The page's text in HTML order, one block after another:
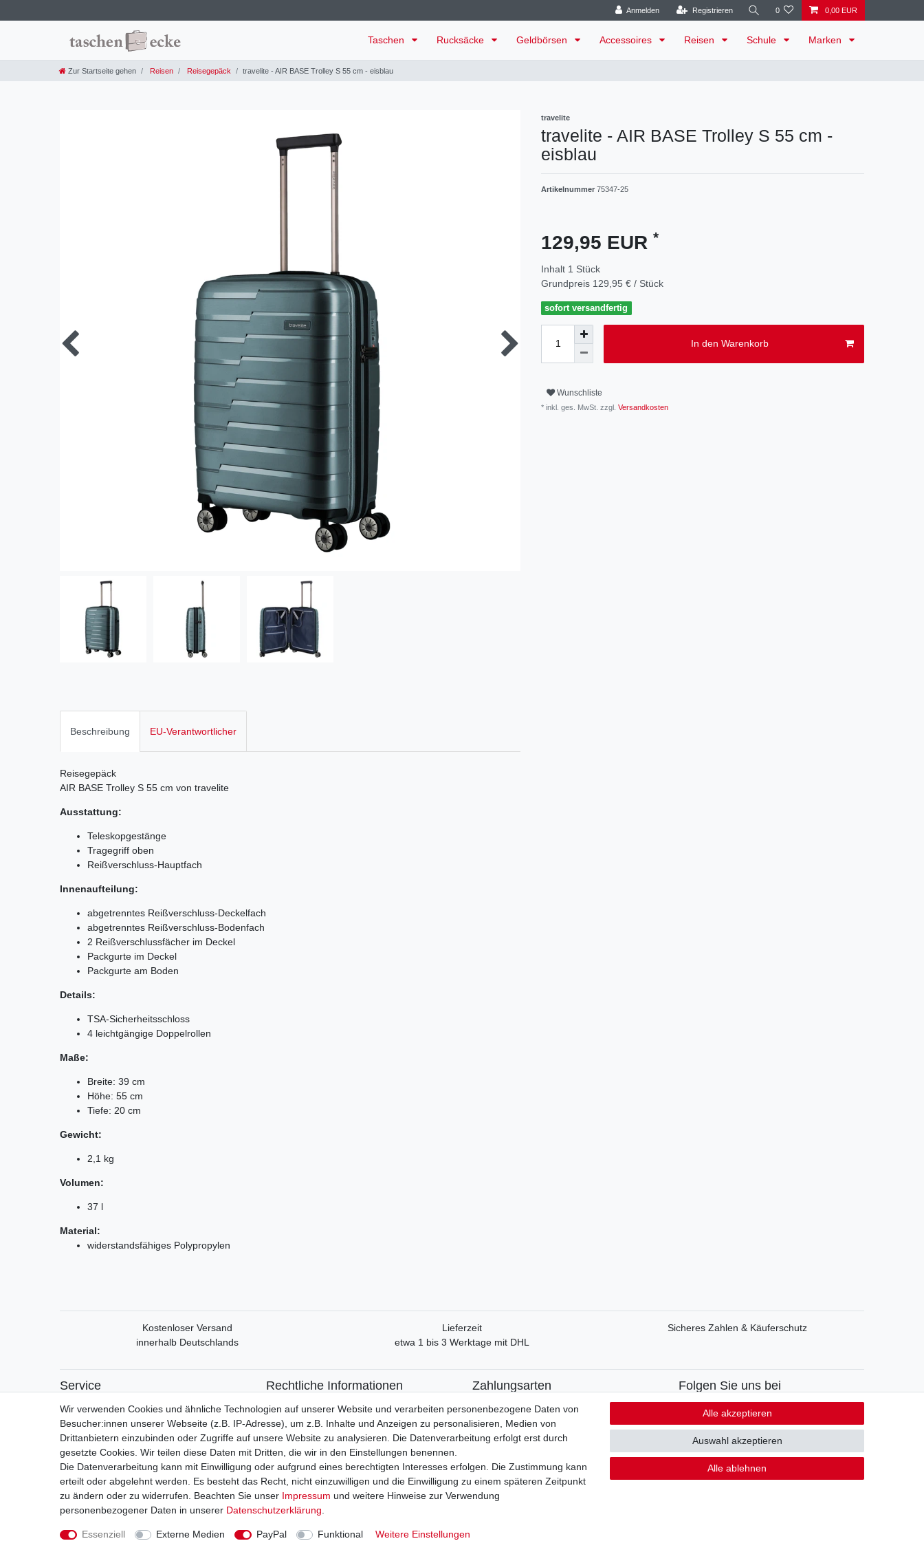
Anmelden Registrieren 0 0,00 EUR
Taschen Rucksäcke Geldbörsen Accessoires Reisen Schule Marken
Zur Startseite gehen Reisen Reisegepäck travelite - AIR BASE Trolley S 55 cm - eisblau
travelite
travelite - AIR BASE Trolley S 55 cm -
eisblau
Artikelnummer 75347-25
129,95 EUR *
Inhalt 1 Stück
Grundpreis 129,95 € / Stück
sofort versandfertig
In den Warenkorb
Wunschliste
* inkl. ges. MwSt. zzgl. Versandkosten
Beschreibung EU-Verantwortlicher
Reisegepäck
AIR BASE Trolley S 55 cm von travelite
Ausstattung:
Teleskopgestänge
Tragegriff oben
Reißverschluss-Hauptfach
Innenaufteilung:
abgetrenntes Reißverschluss-Deckelfach
abgetrenntes Reißverschluss-Bodenfach
2 Reißverschlussfächer im Deckel
Packgurte im Deckel
Packgurte am Boden
Details:
TSA-Sicherheitsschloss
4 leichtgängige Doppelrollen
Maße:
Breite: 39 cm
Höhe: 55 cm
Tiefe: 20 cm
Gewicht:
2,1 kg
Volumen:
37 l
Material:
widerstandsfähiges Polypropylen
Kostenloser Versand
innerhalb Deutschlands
Lieferzeit
etwa 1 bis 3 Werktage mit DHL
Sicheres Zahlen & Käuferschutz
Service
Mein Konto
Versand & Retoure
Rechtliche Informationen
Widerrufsrecht
Widerrufsformular
Datenschutzerklärung
AGB
Impressum
Vertrag widerrufen Kontakt
Zahlungsarten
Paypal
Kreditkarte
Lastschrift
Google Pay
Vorkasse
Folgen Sie uns bei
Facebook
Instagram
Wir verwenden Cookies und ähnliche Technologien auf unserer Website und verarbeiten personenbezogene Daten von
Besucher:innen unserer Webseite (z.B. IP-Adresse), um z.B. Inhalte und Anzeigen zu personalisieren, Medien von
Drittanbietern einzubinden oder Zugriffe auf unsere Website zu analysieren. Die Datenverarbeitung erfolgt erst durch
gesetzte Cookies. Wir teilen diese Daten mit Dritten, die wir in den Einstellungen benennen.
Die Datenverarbeitung kann mit Einwilligung oder aufgrund eines berechtigten Interesses erfolgen. Die Zustimmung kann
erteilt oder abgelehnt werden. Es besteht das Recht, nicht einzuwilligen und die Einwilligung zu einem späteren Zeitpunkt
zu ändern oder zu widerrufen. Beachten Sie unser Impressum und weitere Hinweise zur Verwendung
personenbezogener Daten in unserer Daten­schutz­erklärung
Essenziell Externe Medien PayPal Funktional Weitere Einstellungen
Alle akzeptieren
Alle ablehnen
Auswahl akzeptieren